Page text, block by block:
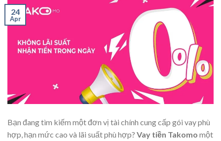
24
Apr
Bạn đang tìm kiếm một đơn vị tài chính cung cấp gói vay phù
hợp, hạn mức cao và lãi suất phù hợp? Vay tiền Takomo một